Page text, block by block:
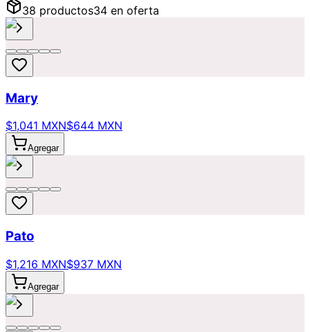
38 productos34 en oferta
Mary
$1,041 MXN$644 MXN
Agregar
Pato
$1,216 MXN$937 MXN
Agregar